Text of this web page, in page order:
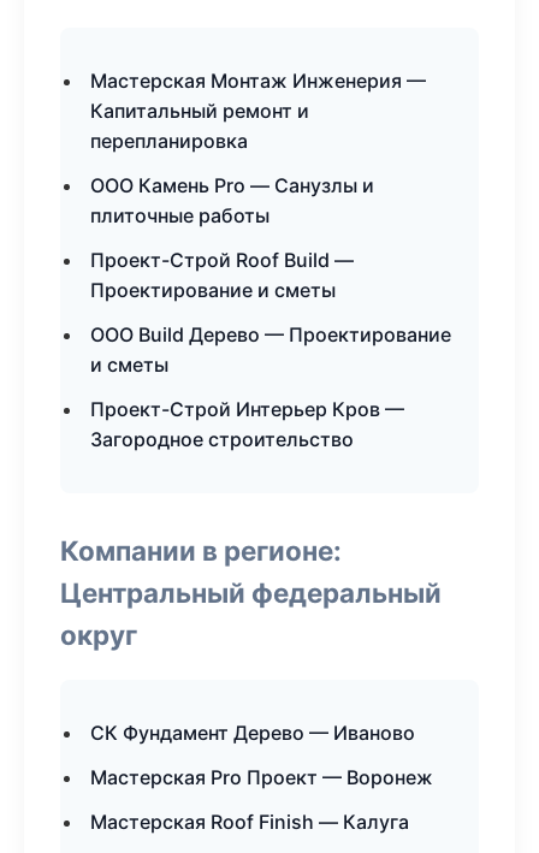
Мастерская Монтаж Инженерия —
Капитальный ремонт и
перепланировка
ООО Камень Pro — Санузлы и
плиточные работы
Проект-Строй Roof Build —
Проектирование и сметы
ООО Build Дерево — Проектирование
и сметы
Проект-Строй Интерьер Кров —
Загородное строительство
Компании в регионе:
Центральный федеральный
округ
СК Фундамент Дерево — Иваново
Мастерская Pro Проект — Воронеж
Мастерская Roof Finish — Калуга